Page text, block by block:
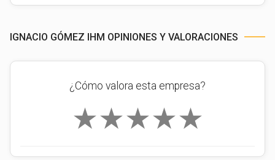
IGNACIO GÓMEZ IHM OPINIONES Y VALORACIONES
¿Cómo valora esta empresa?
★
★
★
★
★